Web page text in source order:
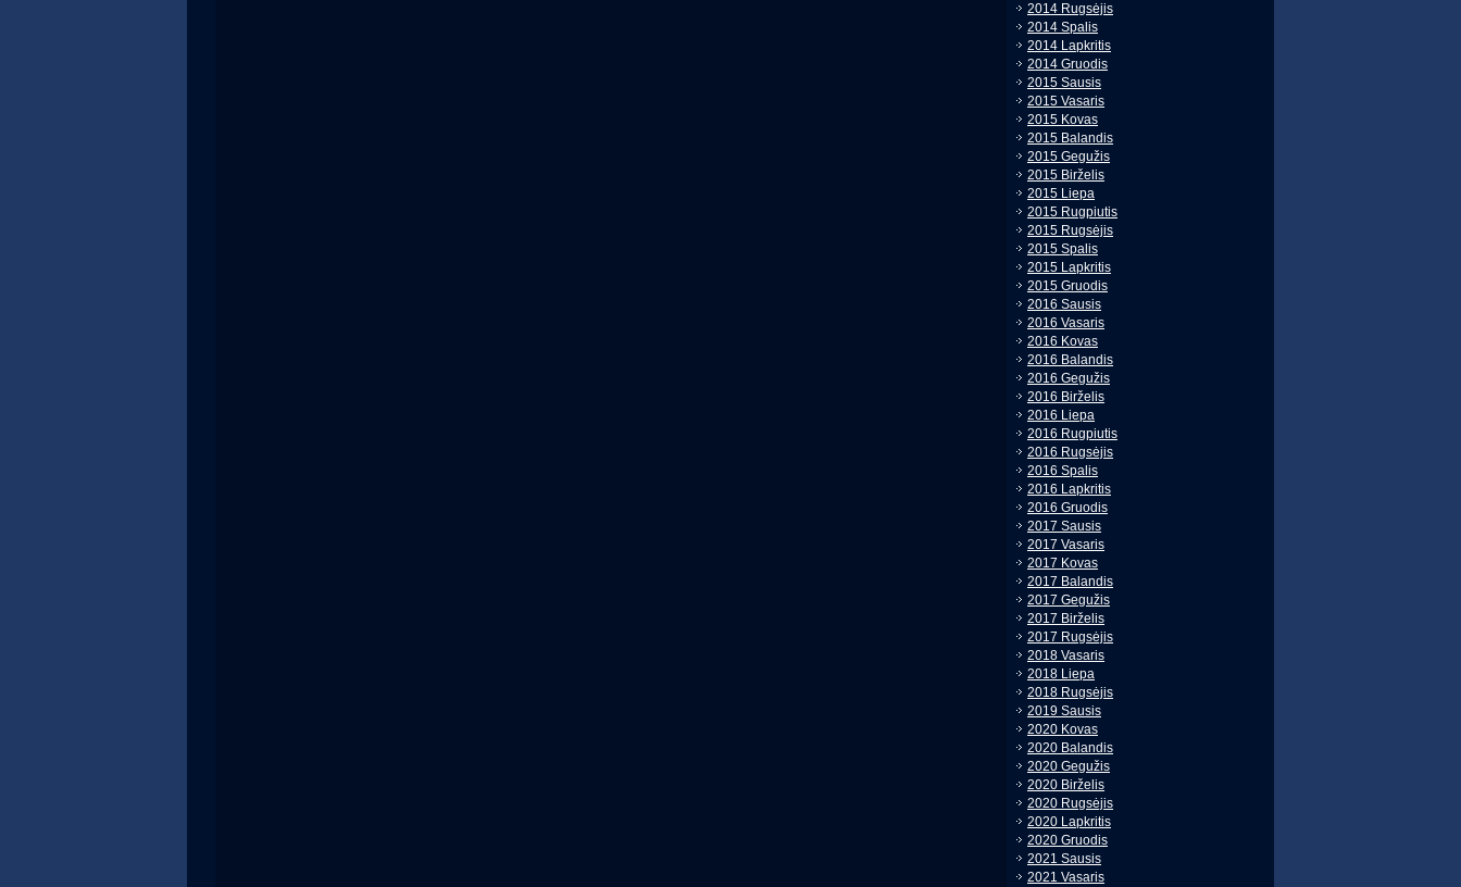
2014 Rugsėjis
2014 Spalis
2014 Lapkritis
2014 Gruodis
2015 Sausis
2015 Vasaris
2015 Kovas
2015 Balandis
2015 Gegužis
2015 Birželis
2015 Liepa
2015 Rugpiutis
2015 Rugsėjis
2015 Spalis
2015 Lapkritis
2015 Gruodis
2016 Sausis
2016 Vasaris
2016 Kovas
2016 Balandis
2016 Gegužis
2016 Birželis
2016 Liepa
2016 Rugpiutis
2016 Rugsėjis
2016 Spalis
2016 Lapkritis
2016 Gruodis
2017 Sausis
2017 Vasaris
2017 Kovas
2017 Balandis
2017 Gegužis
2017 Birželis
2017 Rugsėjis
2018 Vasaris
2018 Liepa
2018 Rugsėjis
2019 Sausis
2020 Kovas
2020 Balandis
2020 Gegužis
2020 Birželis
2020 Rugsėjis
2020 Lapkritis
2020 Gruodis
2021 Sausis
2021 Vasaris